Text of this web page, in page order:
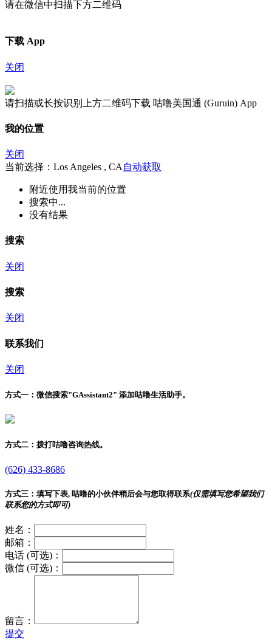
请在微信中扫描下方二维码
下载 App
关闭
请扫描或长按识别上方二维码下载 咕噜美国通 (Guruin) App
我的位置
关闭
当前选择：Los Angeles , CA 自动获取
附近使用我当前的位置
搜索中...
没有结果
搜索
关闭
搜索
关闭
联系我们
关闭
方式一： 微信搜索"GAssistant2" 添加咕噜生活助手。
方式二： 拨打咕噜咨询热线。
(626) 433-8686
方式三： 填写下表, 咕噜的小伙伴稍后会与您取得联系(仅需填写您希望我们
联系您的方式即可)
姓名：
邮箱：
电话 (可选)：
微信 (可选)：
留言：
提交